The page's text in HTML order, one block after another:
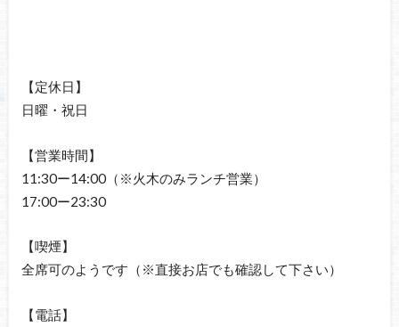
【定休日】
日曜・祝日
【営業時間】
11:30ー14:00（※火木のみランチ営業）
17:00ー23:30
【喫煙】
全席可のようです（※直接お店でも確認して下さい）
【電話】